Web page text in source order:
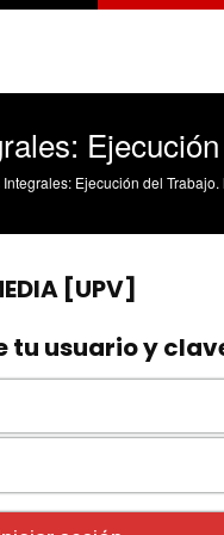
del
del Trabajo. https://